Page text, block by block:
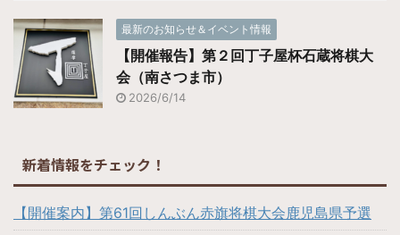
最新のお知らせ＆イベント情報
【開催報告】第２回丁子屋杯石蔵将棋大
会（南さつま市）
2026/6/14
新着情報をチェック！
【開催案内】第61回しんぶん赤旗将棋大会鹿児島県予選